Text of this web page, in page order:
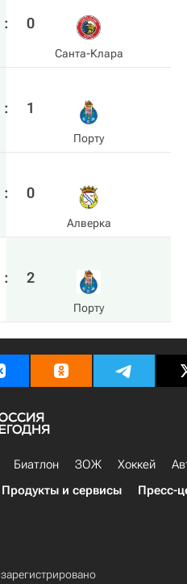
: 0
Санта-Клара
: 1
Порту
: 0
Алверка
: 2
Порту
Биатлон ЗОЖ Хоккей
Продукты и сервисы Пресс-